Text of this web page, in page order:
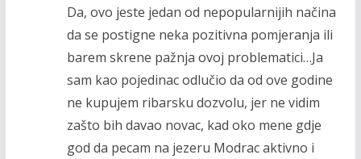
Da, ovo jeste jedan od nepopularnijih načina
da se postigne neka pozitivna pomjeranja ili
barem skrene pažnja ovoj problematici…Ja
sam kao pojedinac odlučio da od ove godine
ne kupujem ribarsku dozvolu, jer ne vidim
zašto bih davao novac, kad oko mene gdje
god da pecam na jezeru Modrac aktivno i